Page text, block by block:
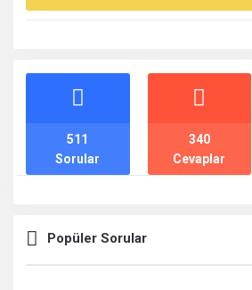
İstatistikler
Sorular
511
Cevaplar
340
Popüler Sorular